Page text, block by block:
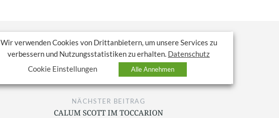
VORHERIGER BEITRAG
DAS WAR DER 6. ONLINE-ADVENTSKALENDER
NÄCHSTER BEITRAG
CALUM SCOTT IM TOCCARION
Wir verwenden Cookies von Drittanbietern, um unsere Services zu
verbessern und Nutzungsstatistiken zu erhalten. Datenschutz
Cookie Einstellungen
Alle Annehmen